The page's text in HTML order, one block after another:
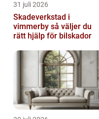
31 juli 2026
Skadeverkstad i
vimmerby så väljer du
rätt hjälp för bilskador